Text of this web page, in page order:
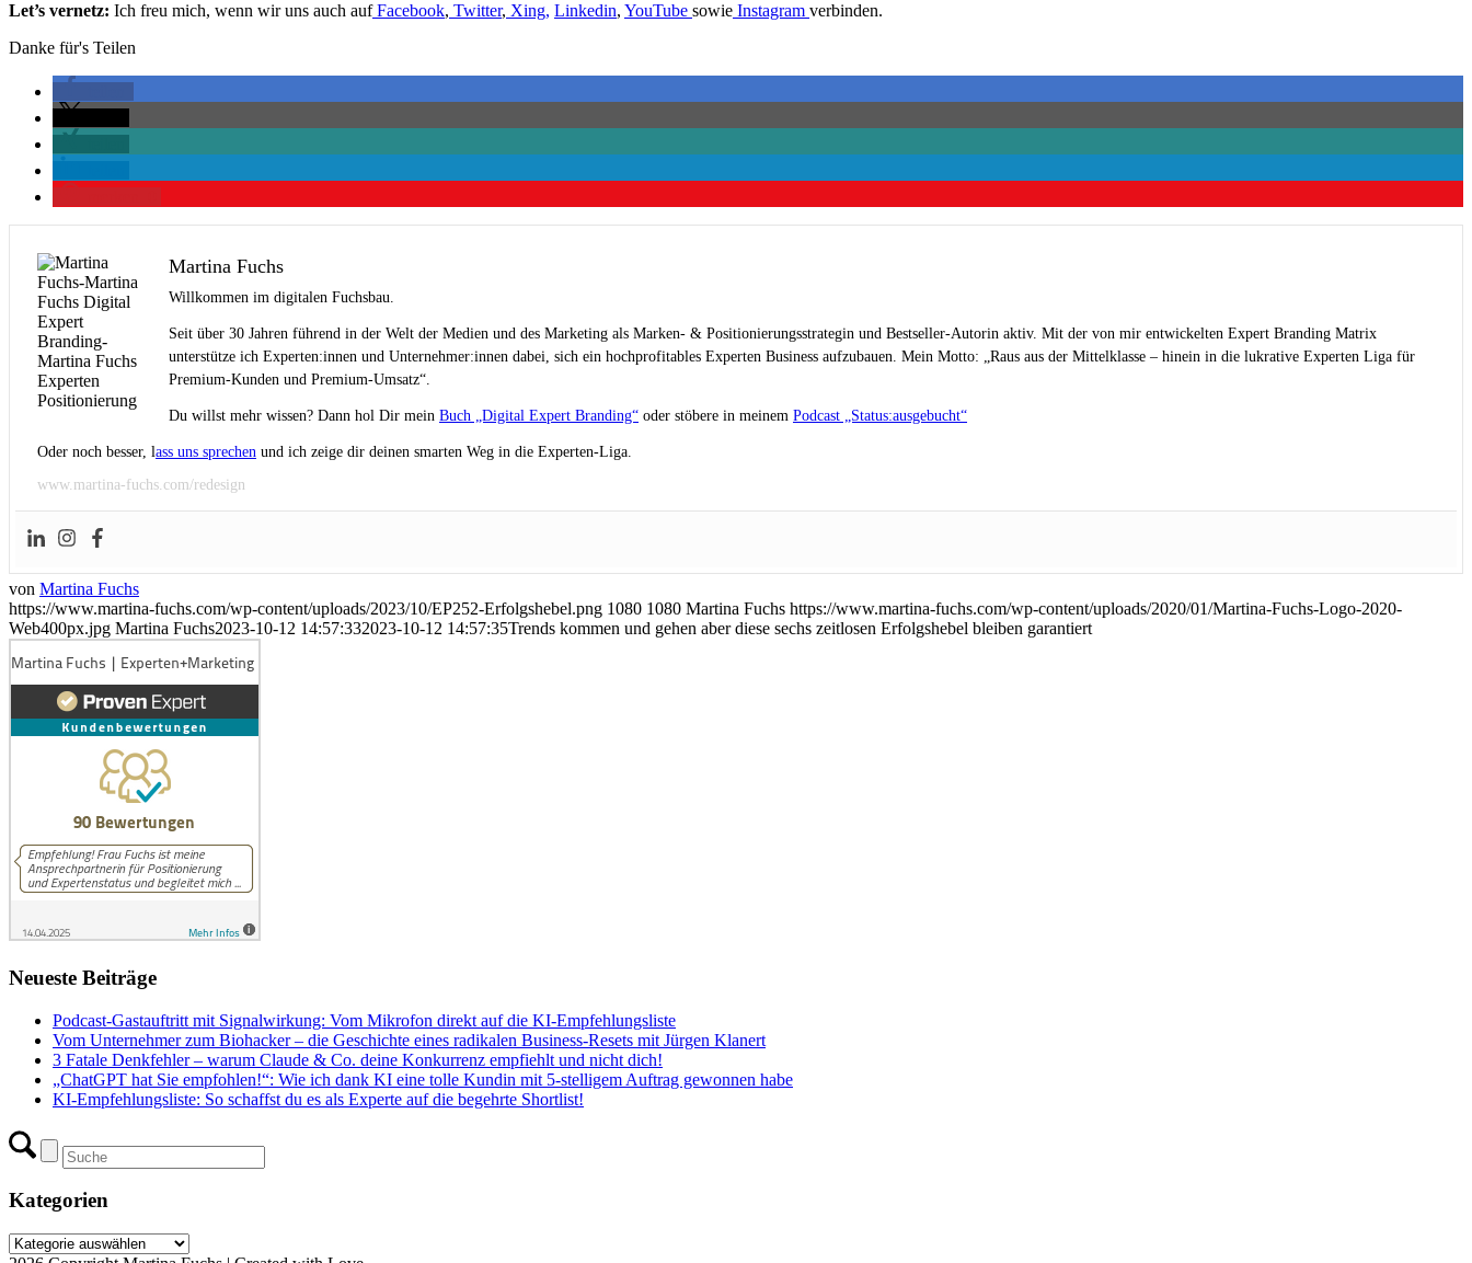
Let’s vernetz: Ich freu mich, wenn wir uns auch auf Facebook, Twitter, Xing, Linkedin, YouTube sowie Instagram verbinden.
Danke für's Teilen
Martina Fuchs
Willkommen im digitalen Fuchsbau.
Seit über 30 Jahren führend in der Welt der Medien und des Marketing als Marken- & Positionierungsstrategin und Bestseller-Autorin aktiv. Mit der von mir entwickelten Expert Branding Matrix
unterstütze ich Experten:innen und Unternehmer:innen dabei, sich ein hochprofitables Experten Business aufzubauen. Mein Motto: „Raus aus der Mittelklasse – hinein in die lukrative Experten Liga für
Premium-Kunden und Premium-Umsatz“.
Du willst mehr wissen? Dann hol Dir mein Buch „Digital Expert Branding“ oder stöbere in meinem Podcast „Status:ausgebucht“
Oder noch besser, lass uns sprechen und ich zeige dir deinen smarten Weg in die Experten-Liga.
www.martina-fuchs.com/redesign
von Martina Fuchs
https://www.martina-fuchs.com/wp-content/uploads/2023/10/EP252-Erfolgshebel.png 1080 1080 Martina Fuchs https://www.martina-fuchs.com/wp-content/uploads/2020/01/Martina-Fuchs-Logo-2020-
Web400px.jpg Martina Fuchs2023-10-12 14:57:332023-10-12 14:57:35Trends kommen und gehen aber diese sechs zeitlosen Erfolgshebel bleiben garantiert
Neueste Beiträge
Podcast-Gastauftritt mit Signalwirkung: Vom Mikrofon direkt auf die KI-Empfehlungsliste
Vom Unternehmer zum Biohacker – die Geschichte eines radikalen Business-Resets mit Jürgen Klanert
3 Fatale Denkfehler – warum Claude & Co. deine Konkurrenz empfiehlt und nicht dich!
„ChatGPT hat Sie empfohlen!“: Wie ich dank KI eine tolle Kundin mit 5-stelligem Auftrag gewonnen habe
KI-Empfehlungsliste: So schaffst du es als Experte auf die begehrte Shortlist!
Kategorien
Kategorien